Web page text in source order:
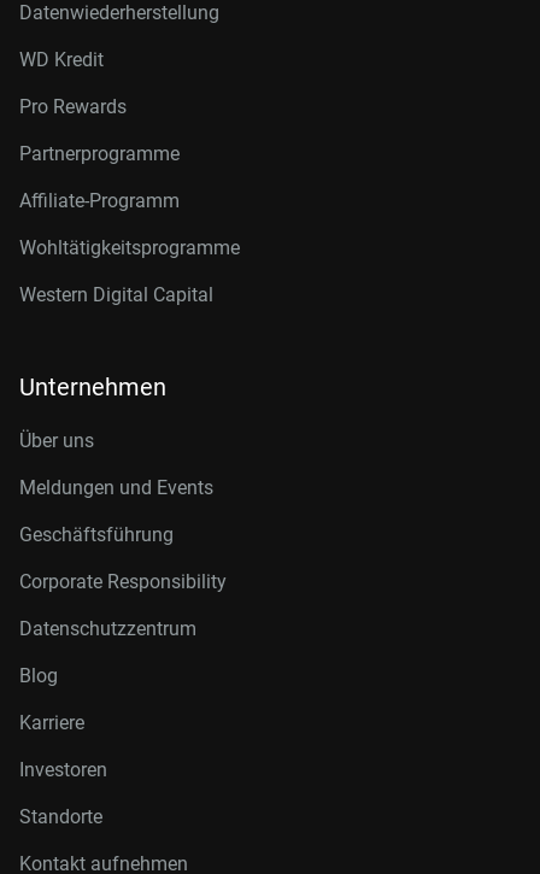
Datenwiederherstellung
WD Kredit
Pro Rewards
Partnerprogramme
Affiliate-Programm
Wohltätigkeitsprogramme
Western Digital Capital
Unternehmen
Über uns
Meldungen und Events
Geschäftsführung
Corporate Responsibility
Datenschutzzentrum
Blog
Karriere
Investoren
Standorte
Kontakt aufnehmen